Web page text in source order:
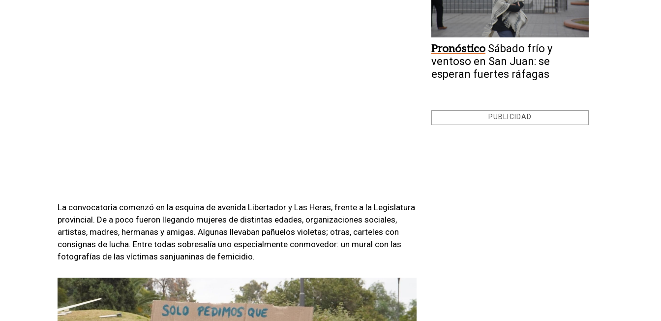
La convocatoria comenzó en la esquina de avenida Libertador y Las Heras, frente a la Legislatura
provincial. De a poco fueron llegando mujeres de distintas edades, organizaciones sociales,
artistas, madres, hermanas y amigas. Algunas llevaban pañuelos violetas; otras, carteles con
consignas de lucha. Entre todas sobresalía uno especialmente conmovedor: un mural con las
fotografías de las víctimas sanjuaninas de femicidio.
Pronóstico Sábado frío y
ventoso en San Juan: se
esperan fuertes ráfagas
PUBLICIDAD